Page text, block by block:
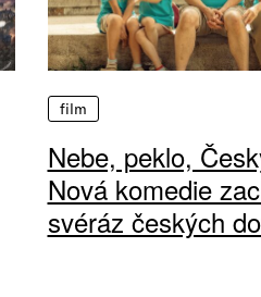
film
Nebe, peklo,
Nová komedie
svéráz českých